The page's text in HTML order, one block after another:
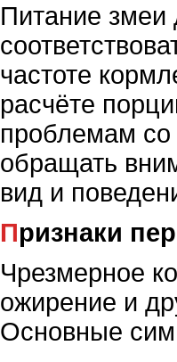
Питание змеи
частоте
расчёте
проблемам
обращать
вид и
Признаки
Чрезмерное
ожирение и
Основные